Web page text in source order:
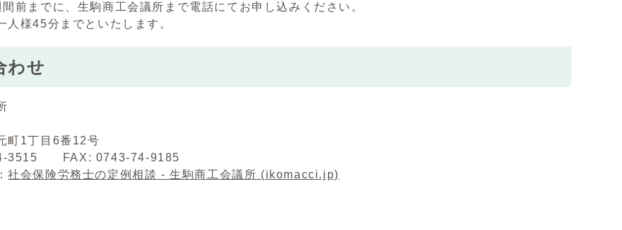
前までに、⽣駒商⼯会議所まで電話にてお申し込みください。
人様45分までといたします。
わせ
町1丁目6番12号
3515 FAX: 0743-74-9185
社会保険労務士の定例相談 - 生駒商工会議所 (ikomacci.jp)